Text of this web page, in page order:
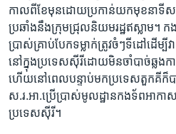
កាល​ពី​ខែ​មុន​ដោយ​ប្រកាន់​យក​មុខ​នាទី​សក
ប្រឆាំង​នឹង​ក្រុម​ជ្រុល​និយម​រដ្ឋឥស្លាម។​ ក
ប្រាស់​គ្រាប់បែកទម្លាក់​ត្រូវ​ចំៗ​ទី​ដៅ​ដើម្បី​
នៅ​ក្នុង​ប្រទេស​ស៊ីរី​ដោយ​មិន​ចាំ​បាច់​ឆ្លង​ក
ហើយ​នៅ​ពេល​បន្ទាប់​មក​ប្រទេស​តួកគី​ក៏​ប
ស.រ.អា.​ប្រើប្រាស់​មូលដ្ឋាន​កង​ទ័ព​អាក
ប្រទេស​ស៊ីរី។